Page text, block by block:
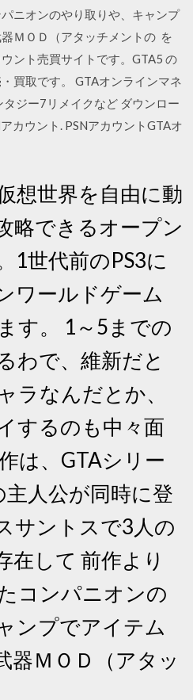
ニオンのやり取りや、キャンプ
ＭＯＤ（アタッチメントの を
ント売買サイトです。GTA5 の
買取です。 GTAオンラインマネ
ジー7リメイクなど ダウンロー
カウント. PSNアカウントGTAオ
想世界を自由に動
略できるオープン
1世代前のPS3に
ワールドゲーム
す。 1～5までの
わで、維新だと
ラなんだとか、
するのも中々面
は、GTAシリー
人公が同時に登
サントスで3人の
在して 前作より
コンパニオンの
ンプでアイテム
器ＭＯＤ（アタッ